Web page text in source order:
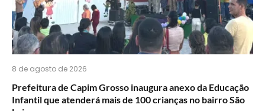
8 de agosto de 2026
Prefeitura de Capim Grosso inaugura anexo da Educação
Infantil que atenderá mais de 100 crianças no bairro São